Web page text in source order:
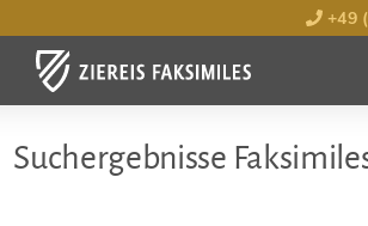
+49
Such­ergebnisse